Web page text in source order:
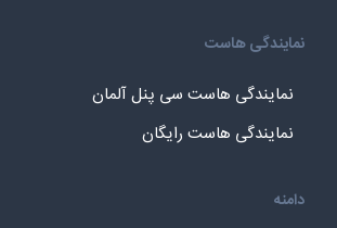
نمایندگی هاست
نمایندگی هاست سی پنل آلمان
نمایندگی هاست رایگان
دامنه